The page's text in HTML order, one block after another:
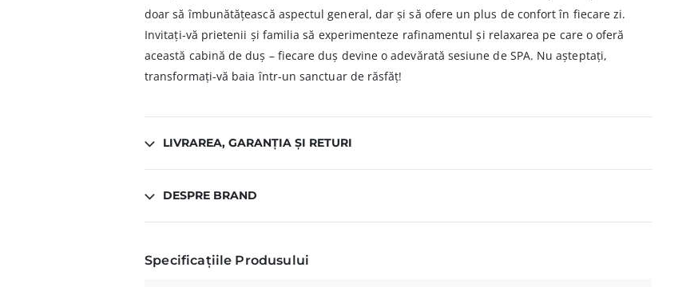
doar să îmbunătățească aspectul general, dar și să ofere un plus de confort în fiecare zi.
Invitați-vă prietenii și familia să experimenteze rafinamentul și relaxarea pe care o oferă
această cabină de duș – fiecare duș devine o adevărată sesiune de SPA. Nu așteptați,
transformați-vă baia într-un sanctuar de răsfăț!
LIVRAREA, GARANȚIA ȘI RETURI
DESPRE BRAND
Specificațiile Produsului